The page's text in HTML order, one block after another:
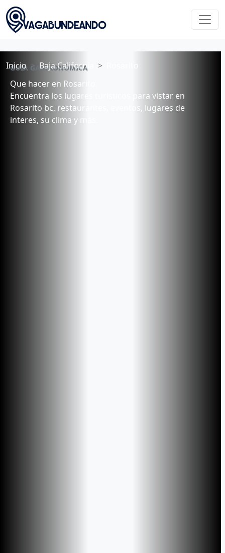
Inicio Baja California
GUÍA GASTRONÓMICA
Que hacer en Rosarito.
Encuentra los lugares turísticos para vistar en
Rosarito bc, restaurantes, eventos, lugares de
interes, su clima y más.